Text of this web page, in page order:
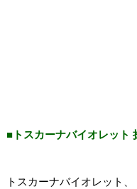
■トスカーナバイオレット
トスカーナバイオレット、